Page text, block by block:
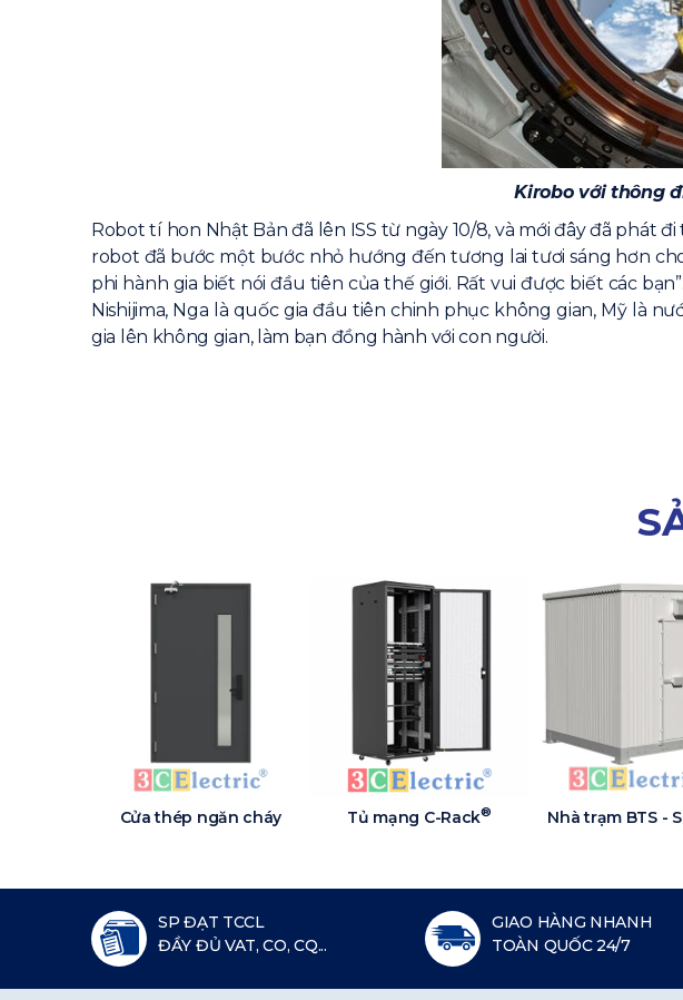
Kirobo với thông
Robot tí hon Nhật Bản đã lên ISS từ ngày 10/8, và mới đây đã phát
robot đã bước một bước nhỏ hướng đến tương lai tươi sáng hơn
phi hành gia biết nói đầu tiên của thế giới. Rất vui được biết các
Nishijima, Nga là quốc gia đầu tiên chinh phục không gian, Mỹ là
gia lên không gian, làm bạn đồng hành với con người.
Cửa thép ngăn cháy Tủ mạng C-Rack® Nhà trạm BTS -
SP ĐẠT TCCL
ĐẦY ĐỦ VAT, CO, CQ...
GIAO HÀNG NHANH
TOÀN QUỐC 24/7